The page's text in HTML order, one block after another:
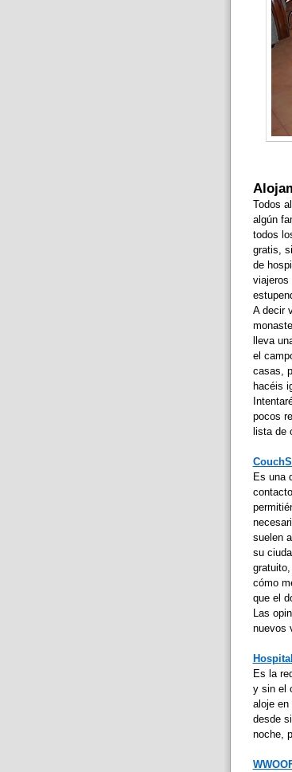
Todos
algún
todos
gratis,
de
viajeros
A decir
lleva
el
casas,
hacéis
pocos
lista de
Es una
suelen
su
cómo
que el
Las
nuevos
Es la
y sin el
aloje
desde
noche,